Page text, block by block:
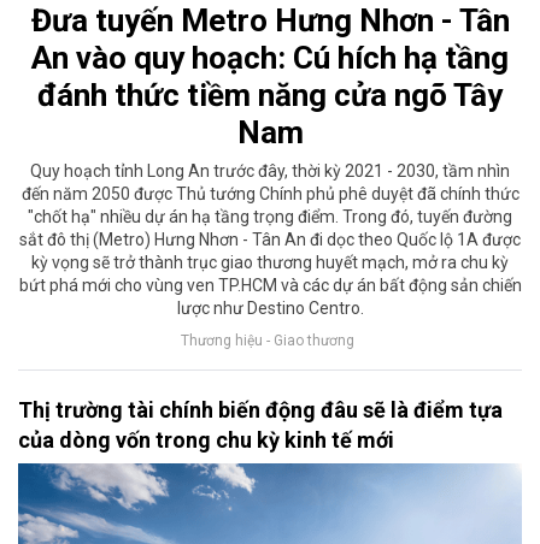
Đưa tuyến Metro Hưng Nhơn - Tân
An vào quy hoạch: Cú hích hạ tầng
đánh thức tiềm năng cửa ngõ Tây
Nam
Quy hoạch tỉnh Long An trước đây, thời kỳ 2021 - 2030, tầm nhìn
đến năm 2050 được Thủ tướng Chính phủ phê duyệt đã chính thức
"chốt hạ" nhiều dự án hạ tầng trọng điểm. Trong đó, tuyến đường
sắt đô thị (Metro) Hưng Nhơn - Tân An đi dọc theo Quốc lộ 1A được
kỳ vọng sẽ trở thành trục giao thương huyết mạch, mở ra chu kỳ
bứt phá mới cho vùng ven TP.HCM và các dự án bất động sản chiến
lược như Destino Centro.
Thương hiệu - Giao thương
Thị trường tài chính biến động đâu sẽ là điểm tựa
của dòng vốn trong chu kỳ kinh tế mới